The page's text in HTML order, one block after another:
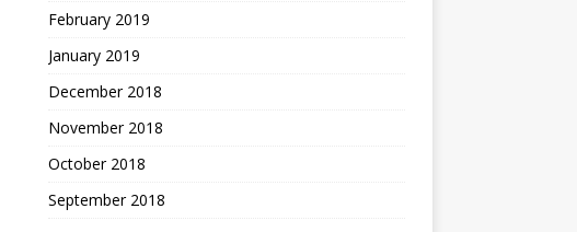
February 2019
January 2019
December 2018
November 2018
October 2018
September 2018